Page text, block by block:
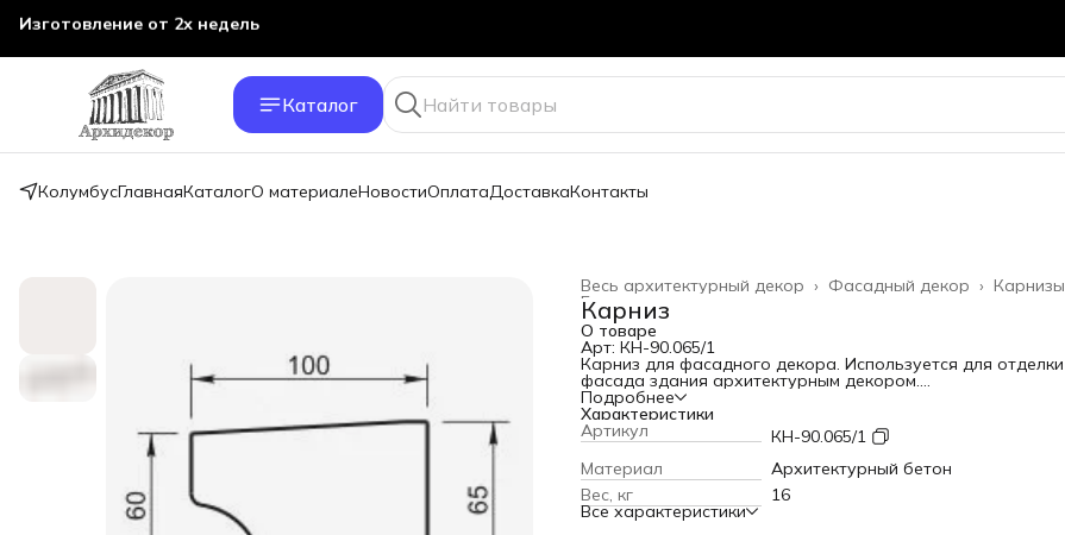
Изготовление от 2х недель
Каталог
КолумбусГлавнаяКаталогО материалеНовостиОплатаДоставкаКонтакты
Карнизы
Фасадный декор ›
Весь архитектурный декор ›
Главная ›
Карниз
О товаре
Арт: КН-90.065/1
Карниз для фасадного декора. Используется для отделки
фасада здания архитектурным декором.
Высота: 65 мм
Вылет от стены: 100 мм
Длина: 1050 мм
Вес: 16 кг
Подробнее
Характеристики
Артикул
КН-90.065/1
Материал
Архитектурный бетон
Вес, кг
16
Все характеристики